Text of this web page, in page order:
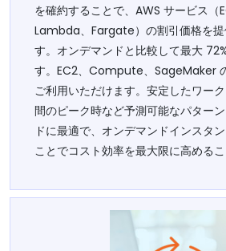
を確約することで、AWS サービス（
Lambda、Fargate）の割引価格を提
す。オンデマンドと比較して最大
す。EC2、Compute、SageMaker
ご利用いただけます。安定したワー
間のピーク時など予測可能なパター
ドに最適で、オンデマンドインスタ
ことでコスト効率を最大限に高めるこ